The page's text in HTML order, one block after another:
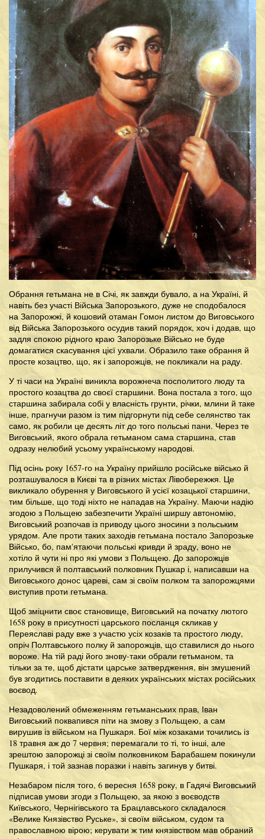
Обрання гетьмана не в Січі, як завжди бувало, а на Україні, й
навіть без участі Війська Запорозького, дуже не сподобалося
на Запорожжі, й кошовий отаман Гомон листом до Виговського
від Війська Запорозького осудив такий порядок, хоч і додав, що
задля спокою рідного краю Запорозьке Військо не буде
домагатися скасування цієї ухвали. Образило таке обрання й
просте козацтво, що, як і запорожців, не покликали на раду.
У ті часи на Україні виникла ворожнеча посполитого люду та
простого козацтва до своєї старшини. Вона постала з того, що
старшина забирала собі у власність грунти, річки, млини й таке
інше, прагнучи разом із тим підгорнути під себе селянство так
само, як робили це десять літ до того польські пани. Через те
Виговський, якого обрала гетьманом сама старшина, став
одразу нелюбий усьому українському народові.
Під осінь року 1657-го на Україну прийшло російське військо й
розташувалося в Києві та в різних містах Лівобережжя. Це
викликало обурення у Виговського й усієї козацької старшини,
тим більше, що тоді ніхто не нападав на Україну. Маючи надію
згодою з Польщею забезпечити Україні ширшу автономію,
Виговський розпочав із приводу цього зносини з польським
урядом. Але проти таких заходів гетьмана постало Запорозьке
Військо, бо, пам'ятаючи польські кривди й зраду, воно не
хотіло й чути ні про які умови з Польщею. До запорожців
прилучився й полтавський полковник Пушкар і, написавши на
Виговського донос цареві, сам зі своїм полком та запорожцями
виступив проти гетьмана.
Щоб зміцнити своє становище, Виговський на початку лютого
1658 року в присутності царського посланця скликав у
Переяславі раду вже з участю усіх козаків та простого люду,
опріч Полтавського полку й запорожців, що ставилися до нього
вороже. На тій раді його знову-таки обрали гетьманом, та
тільки за те, щоб дістати царське затвердження, він змушений
був згодитись поставити в деяких українських містах російських
воєвод.
Незадоволений обмеженням гетьманських прав, Іван
Виговський поквапився піти на змову з Польщею, а сам
вирушив із військом на Пушкаря. Бої між козаками точились із
18 травня аж до 7 червня; перемагали то ті, то інші, але
зрештою запорожці зі своїм полковником Барабашем покинули
Пушкаря, і той зазнав поразки і навіть загинув у битві.
Незабаром після того, 6 вересня 1658 року, в Гадячі Виговський
підписав умови згоди з Польщею, за якою з воєводств
Київського, Чернігівського та Брацлавського складалося
«Велике Князівство Руське», зі своїм військом, судом та
православною вірою; керувати ж тим князівством мав обраний